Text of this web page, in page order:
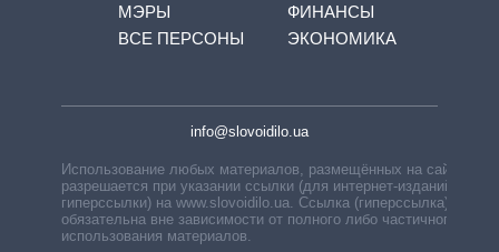
МЭРЫ
ВСЕ ПЕРСОНЫ
ФИНАНСЫ
ЭКОНОМИКА
info@slovoidilo.ua
Использование любых материалов, размещённых на сайте,
разрешается при указании ссылки (для интернет-изданий —
гиперссылки) на www.slovoidilo.ua. Ссылка (гиперссылка)
обязательна вне зависимости от полного либо частичного
использования материалов.